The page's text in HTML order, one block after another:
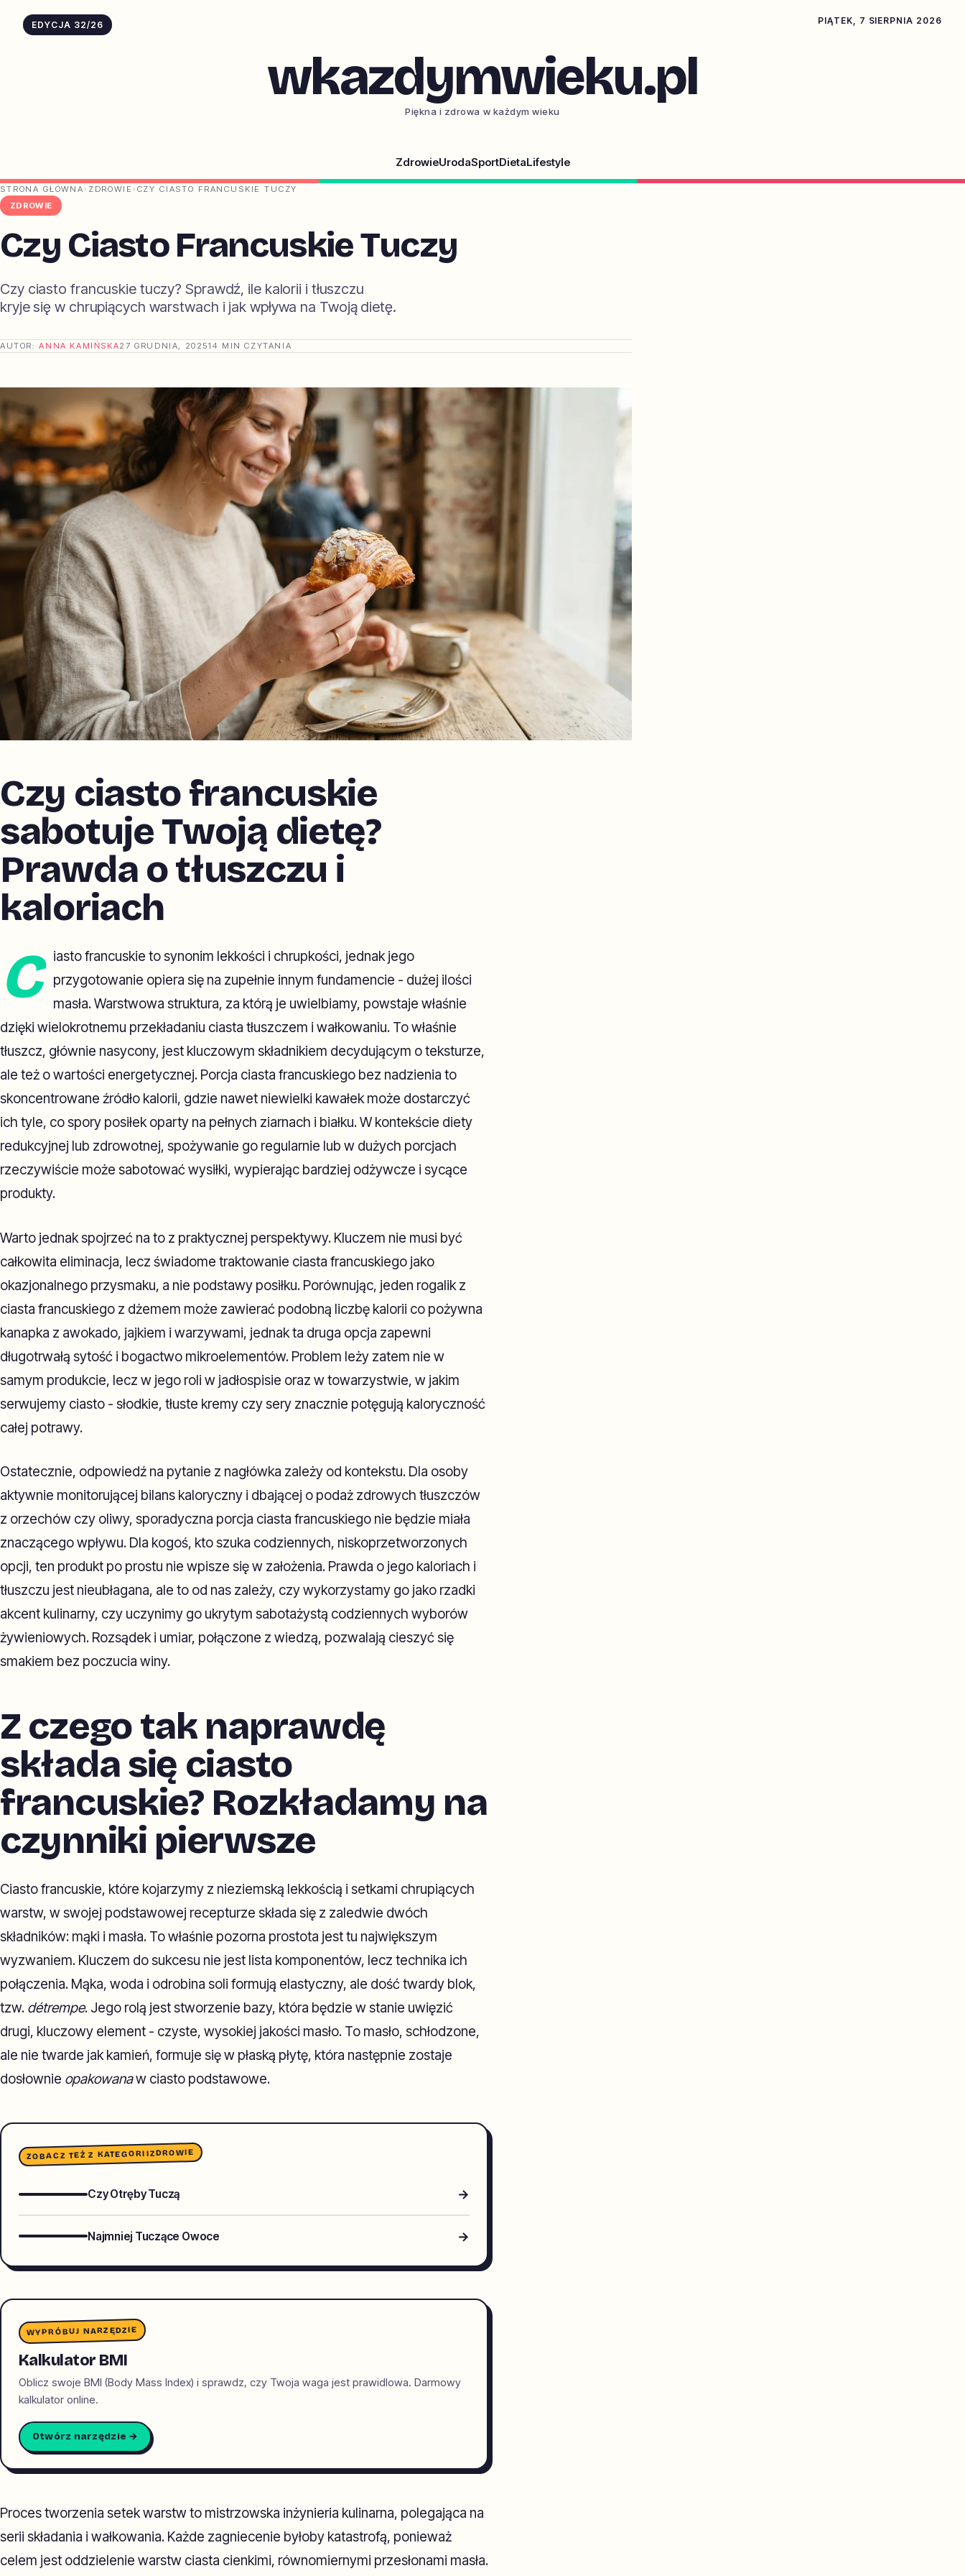
EDYCJA 32/26 PIĄTEK, 7 SIERPNIA 2026
wkazdymwieku.pl
Piękna i zdrowa w każdym wieku
ZdrowieUrodaSportDietaLifestyle
STRONA GŁÓWNA › ZDROWIE › CZY CIASTO FRANCUSKIE TUCZY
ZDROWIE
Czy Ciasto Francuskie Tuczy
Czy ciasto francuskie tuczy? Sprawdź, ile kalorii i tłuszczu
kryje się w chrupiących warstwach i jak wpływa na Twoją dietę.
AUTOR:ANNA KAMIŃSKA27 GRUDNIA, 202514 MIN CZYTANIA
Czy ciasto francuskie
sabotuje Twoją dietę?
Prawda o tłuszczu i
kaloriach
C
iasto francuskie to synonim lekkości i chrupkości, jednak jego
przygotowanie opiera się na zupełnie innym fundamencie - dużej ilości
masła. Warstwowa struktura, za którą je uwielbiamy, powstaje właśnie
dzięki wielokrotnemu przekładaniu ciasta tłuszczem i wałkowaniu. To właśnie
tłuszcz, głównie nasycony, jest kluczowym składnikiem decydującym o teksturze,
ale też o wartości energetycznej. Porcja ciasta francuskiego bez nadzienia to
skoncentrowane źródło kalorii, gdzie nawet niewielki kawałek może dostarczyć
ich tyle, co spory posiłek oparty na pełnych ziarnach i białku. W kontekście diety
redukcyjnej lub zdrowotnej, spożywanie go regularnie lub w dużych porcjach
rzeczywiście może sabotować wysiłki, wypierając bardziej odżywcze i sycące
produkty.
Warto jednak spojrzeć na to z praktycznej perspektywy. Kluczem nie musi być
całkowita eliminacja, lecz świadome traktowanie ciasta francuskiego jako
okazjonalnego przysmaku, a nie podstawy posiłku. Porównując, jeden rogalik z
ciasta francuskiego z dżemem może zawierać podobną liczbę kalorii co pożywna
kanapka z awokado, jajkiem i warzywami, jednak ta druga opcja zapewni
długotrwałą sytość i bogactwo mikroelementów. Problem leży zatem nie w
samym produkcie, lecz w jego roli w jadłospisie oraz w towarzystwie, w jakim
serwujemy ciasto - słodkie, tłuste kremy czy sery znacznie potęgują kaloryczność
całej potrawy.
Ostatecznie, odpowiedź na pytanie z nagłówka zależy od kontekstu. Dla osoby
aktywnie monitorującej bilans kaloryczny i dbającej o podaż zdrowych tłuszczów
z orzechów czy oliwy, sporadyczna porcja ciasta francuskiego nie będzie miała
znaczącego wpływu. Dla kogoś, kto szuka codziennych, niskoprzetworzonych
opcji, ten produkt po prostu nie wpisze się w założenia. Prawda o jego kaloriach i
tłuszczu jest nieubłagana, ale to od nas zależy, czy wykorzystamy go jako rzadki
akcent kulinarny, czy uczynimy go ukrytym sabotażystą codziennych wyborów
żywieniowych. Rozsądek i umiar, połączone z wiedzą, pozwalają cieszyć się
smakiem bez poczucia winy.
Z czego tak naprawdę
składa się ciasto
francuskie? Rozkładamy na
czynniki pierwsze
Ciasto francuskie, które kojarzymy z nieziemską lekkością i setkami chrupiących
warstw, w swojej podstawowej recepturze składa się z zaledwie dwóch
składników: mąki i masła. To właśnie pozorna prostota jest tu największym
wyzwaniem. Kluczem do sukcesu nie jest lista komponentów, lecz technika ich
połączenia. Mąka, woda i odrobina soli formują elastyczny, ale dość twardy blok,
tzw. détrempe. Jego rolą jest stworzenie bazy, która będzie w stanie uwięzić
drugi, kluczowy element - czyste, wysokiej jakości masło. To masło, schłodzone,
ale nie twarde jak kamień, formuje się w płaską płytę, która następnie zostaje
dosłownie opakowanaw ciasto podstawowe.
ZOBACZ TEŻ Z KATEGORIIZDROWIE
Czy Otręby Tuczą →
Najmniej Tuczące Owoce →
WYPRÓBUJ NARZĘDZIE
Kalkulator BMI
Oblicz swoje BMI (Body Mass Index) i sprawdz, czy Twoja waga jest prawidlowa. Darmowy
kalkulator online.
Otwórz narzędzie →
Proces tworzenia setek warstw to mistrzowska inżynieria kulinarna, polegająca na
serii składania i wałkowania. Każde zagniecenie byłoby katastrofą, ponieważ
celem jest oddzielenie warstw ciasta cienkimi, równomiernymi przesłonami masła.